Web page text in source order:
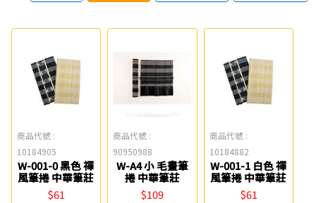
商品代號 :
10184905
W-001-0 黑色 禪
風筆捲 中華筆莊
$61
商品代號 :
90950988
W-A4 小 毛畫筆
捲 中華筆莊
$109
商品代號 :
10184882
W-001-1 白色 禪
風筆捲 中華筆莊
$61